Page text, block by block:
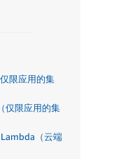
限应用的集
仅限应用的集
（云端